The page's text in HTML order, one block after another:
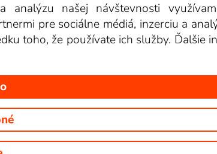
TV staníc, ktoré môžete sledovať v Lepšia.TV.
analýzu našej návštevnosti
pre sociálne médiá, inzerciu a
toho, že používate ich služby. Ďalšie